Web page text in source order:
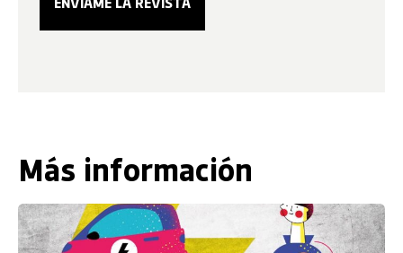
Más información